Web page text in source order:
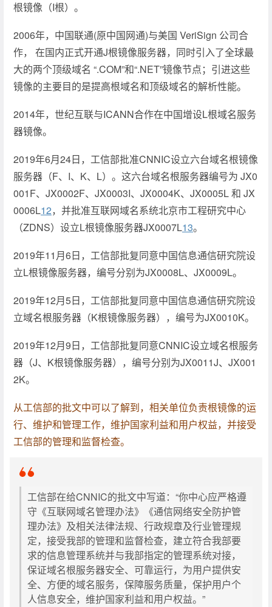
根镜像（I根）。
2006年，中国联通(原中国网通)与美国 VeriSign 公司合
作， 在国内正式开通J根镜像服务器，同时引入了全球最
大的两个顶级域名 “.COM”和“.NET”镜像节点；引进这些
镜像的主要目的是提高根域名和顶级域名的解析性能。
2014年，世纪互联与ICANN合作在中国增设L根域名服务
器镜像。
2019年6月24日，工信部批准CNNIC设立六台域名根镜像
服务器（F、I、K、L）。这六台域名根服务器编号为 JX0
001F、JX0002F、JX0003I、JX0004K、JX0005L 和 JX
0006L12，并批准互联网域名系统北京市工程研究中心
（ZDNS）设立L根镜像服务器JX0007L13。
2019年11月6日，工信部批复同意中国信息通信研究院设
立L根镜像服务器，编号分别为JX0008L、JX0009L。
2019年12月5日，工信部批复同意中国信息通信研究院设
立域名根服务器（K根镜像服务器），编号为JX0010K。
2019年12月9日，工信部批复同意CNNIC设立域名根服务
器（J、K根镜像服务器），编号分别为JX0011J、JX001
2K。
从工信部的批文中可以了解到，相关单位负责根镜像的运
行、维护和管理工作，维护国家利益和用户权益，并接受
工信部的管理和监督检查。
工信部在给CNNIC的批文中写道：“你中心应严格遵
守《互联网域名管理办法》《通信网络安全防护管
理办法》及相关法律法规、行政规章及行业管理规
定，接受我部的管理和监督检查，建立符合我部要
求的信息管理系统并与我部指定的管理系统对接，
保证域名根服务器安全、可靠运行，为用户提供安
全、方便的域名服务，保障服务质量，保护用户个
人信息安全，维护国家利益和用户权益。”